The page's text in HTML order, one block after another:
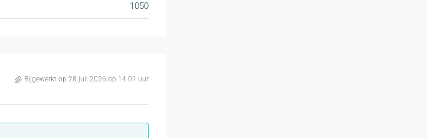
1050
Bijgewerkt op 28 juli 2026 op 14:01 uur